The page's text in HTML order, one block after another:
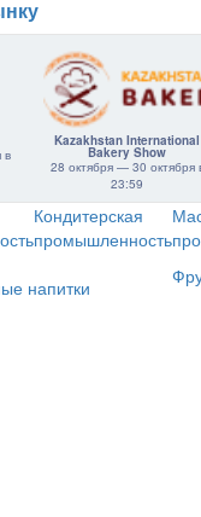
в
Kazakhstan International
Bakery Show
28 октября — 30 октября
23:59
Кондитерская
промышленность
напитки